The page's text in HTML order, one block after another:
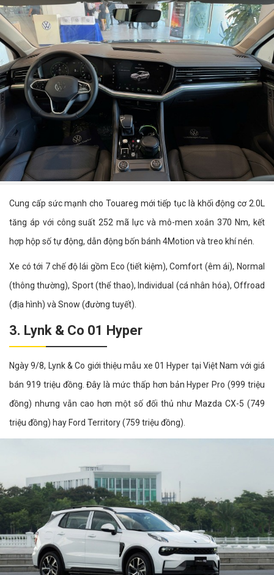
Cung cấp sức mạnh cho Touareg mới tiếp tục là khối động cơ 2.0L
tăng áp với công suất 252 mã lực và mô-men xoắn 370 Nm, kết
hợp hộp số tự động, dẫn động bốn bánh 4Motion và treo khí nén.
Xe có tới 7 chế độ lái gồm Eco (tiết kiệm), Comfort (êm ái), Normal
(thông thường), Sport (thể thao), Individual (cá nhân hóa), Offroad
(địa hình) và Snow (đường tuyết).
3. Lynk & Co 01 Hyper
Ngày 9/8, Lynk & Co giới thiệu mẫu xe 01 Hyper tại Việt Nam với giá
bán 919 triệu đồng. Đây là mức thấp hơn bản Hyper Pro (999 triệu
đồng) nhưng vẫn cao hơn một số đối thủ như Mazda CX-5 (749
triệu đồng) hay Ford Territory (759 triệu đồng).